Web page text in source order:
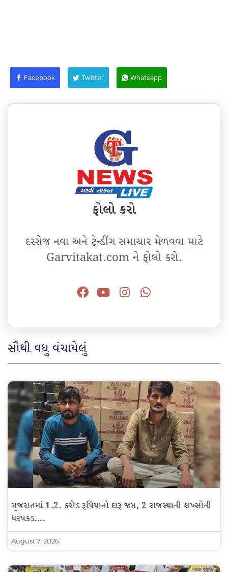
Facebook Twitter Whatsapp
ફોલો કરો
દરરોજ નવા અને ટ્રેન્ડીંગ સમાચાર મેળવવા માટે
Garvitakat.com ને ફોલો કરો.
સૌથી વધુ વંચાયેલું
ગુજરાતમાં 1.2. કરોડ રૂપિયાનો દારૂ જપ્ત, 2 રાજસ્થાની શખ્સોની
ધરપકડ….
August 7, 2026